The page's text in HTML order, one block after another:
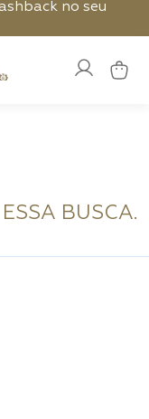
no seu
BUSCA.